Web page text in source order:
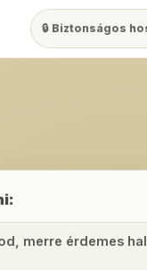
🔒 Biztonságos
merre érdemes